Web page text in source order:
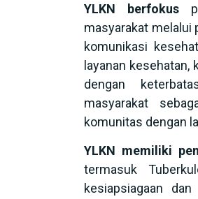
YLKN berfokus
masyarakat melalui
komunikasi
layanan
dengan
masyarakat
komunitas dengan
YLKN memiliki
termasuk
kesiapsiagaan